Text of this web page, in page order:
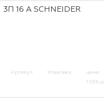
3П 16 А SCHNEIDER
Артикул Упаковка
цена:
1 056